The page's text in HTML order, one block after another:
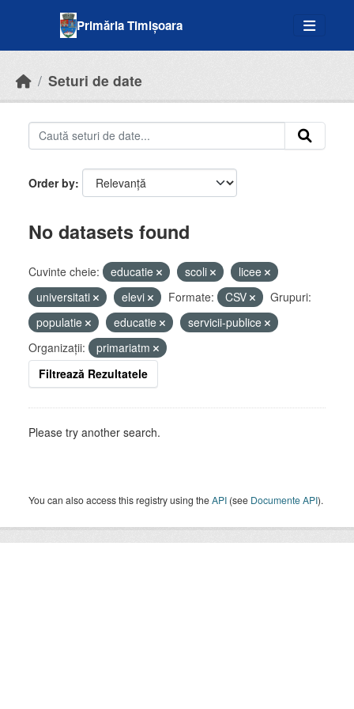
Primăria Timișoara
Seturi de date
Order by
No datasets found
Cuvinte cheie: educatie scoli
licee
universitati
elevi Formate: CSV
Grupuri:
populatie
educatie
servicii-publice
Organizații:
primariatm
Filtrează Rezultatele
Please try another search.
You can also access this registry using theAPI (see Documente API).